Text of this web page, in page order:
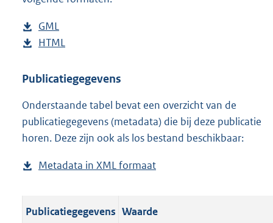
D
o
n
o
a
d
u
l
GML
e
t
n
d
s
r
o
D
w
l
o
a
p
b
HTML
s
a
n
d
g
o
Publicatiegegevens
Onderstaande tabel bevat een overzicht van de
publicatiegegevens (metadata) die bij deze publicatie
horen. Deze zijn ook als los bestand beschikbaar:
Metadata in XML formaat
t
Publicatiegegevens Waarde